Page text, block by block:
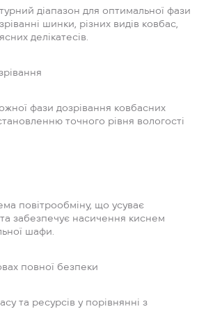
діапазон для оптимальної фази
шинки, різних видів ковбас,
делікатесів.
фази дозрівання ковбасних
точного рівня вологості
повітрообміну, що усуває
забезпечує насичення киснем
шафи.
повної безпеки
та ресурсів у порівнянні з